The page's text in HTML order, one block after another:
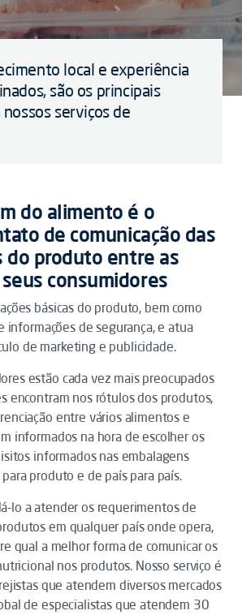
local e experiência
são os principais
serviços de
do alimento é o
de comunicação das
do produto entre as
consumidores
básicas do produto, bem como
informações de segurança, e atua
de marketing e publicidade.
estão cada vez mais preocupados
encontram nos rótulos dos produtos,
entre vários alimentos e
informados na hora de escolher os
informados nas embalagens
produto e de país para país.
lo a atender os requerimentos de
em qualquer país onde opera,
qual a melhor forma de comunicar os
nos produtos. Nosso serviço é
que atendem diversos mercados
de especialistas que atendem 30